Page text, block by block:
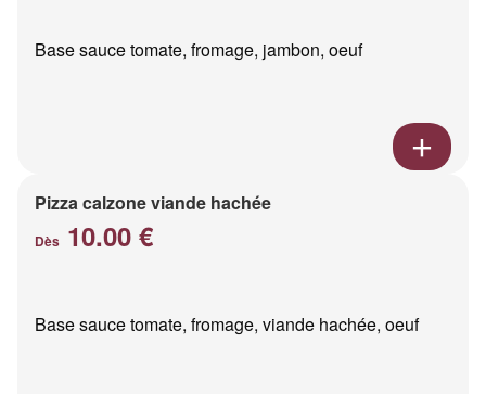
Base sauce tomate, fromage, jambon, oeuf
Pizza calzone viande hachée
Dès 10.00 €
Base sauce tomate, fromage, viande hachée, oeuf